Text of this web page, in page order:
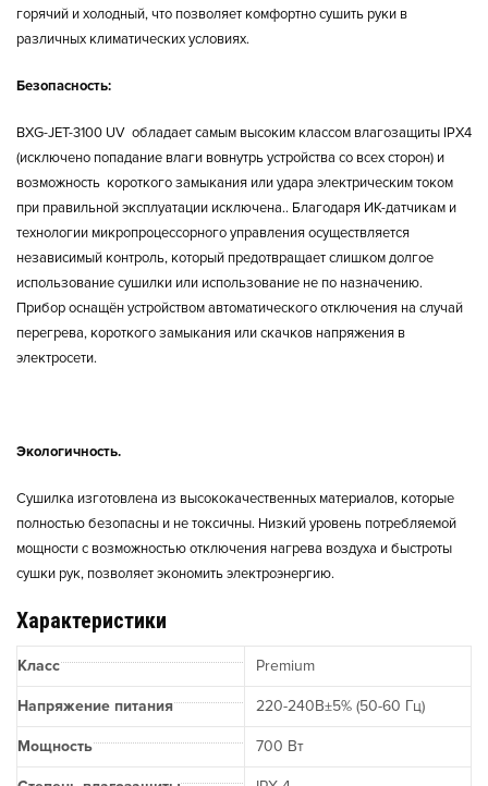
горячий и холодный, что позволяет комфортно сушить руки в
различных климатических условиях.
Безопасность:
BXG-JET-3100 UV обладает самым высоким классом влагозащиты IPX4
(исключено попадание влаги вовнутрь устройства со всех сторон) и
возможность короткого замыкания или удара электрическим током
при правильной эксплуатации исключена.. Благодаря ИК-датчикам и
технологии микропроцессорного управления осуществляется
независимый контроль, который предотвращает слишком долгое
использование сушилки или использование не по назначению.
Прибор оснащён устройством автоматического отключения на случай
перегрева, короткого замыкания или скачков напряжения в
электросети.
Экологичность.
Сушилка изготовлена из высококачественных материалов, которые
полностью безопасны и не токсичны. Низкий уровень потребляемой
мощности с возможностью отключения нагрева воздуха и быстроты
сушки рук, позволяет экономить электроэнергию.
Характеристики
Класс Premium
Напряжение питания 220-240В±5% (50-60 Гц)
Мощность 700 Вт